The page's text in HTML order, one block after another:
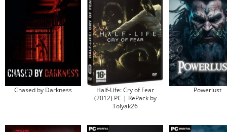
Chased by Darkness
Half-Life: Cry of Fear
(2012) PC | RePack by
Tolyak26
Powerlust